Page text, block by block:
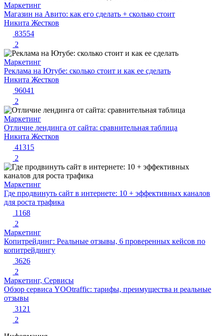
Маркетинг
Магазин на Авито: как его сделать + сколько стоит
Никита Жестков
83554
2
Маркетинг
Реклама на Ютубе: сколько стоит и как ее сделать
Никита Жестков
96041
2
Маркетинг
Отличие лендинга от сайта: сравнительная таблица
Никита Жестков
41315
2
Маркетинг
Где продвинуть сайт в интернете: 10 + эффективных каналов
для роста трафика
1168
2
Маркетинг
Копитрейдинг: Реальные отзывы, 6 проверенных кейсов по
копитрейдингу
3626
2
Маркетинг, Сервисы
Обзор сервиса YOOtraffic: тарифы, преимущества и реальные
отзывы
3121
2